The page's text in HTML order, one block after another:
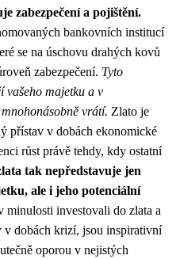
zabezpečení a pojištění.
bankovních institucí
se na úschovu drahých kovů
zabezpečení. Tyto
vašeho majetku a v
vrátí. Zlato je
přístav v dobách ekonomické
růst právě tehdy, kdy ostatní
tak nepředstavuje jen
ale i jeho potenciální
minulosti investovali do zlata a
v dobách krizí, jsou inspirativní
oporou v nejistých